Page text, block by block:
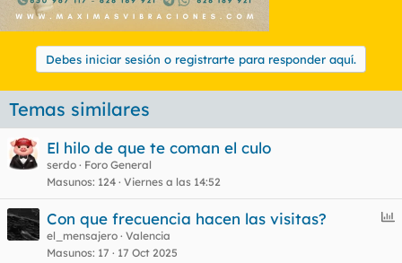
Debes iniciar sesión o registrarte para responder aquí.
Temas similares
El hilo de que te coman el culo
serdo
Foro General
Masunos 124 Viernes a las 14:52
E
Con que frecuencia hacen las visitas?
el_mensajero Valencia
Masunos 17 17 Oct 2025